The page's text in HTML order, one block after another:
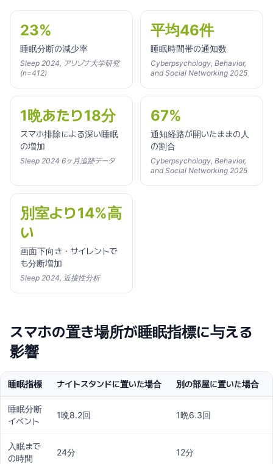
23%
睡眠分断の減少率
Sleep 2024, アリゾナ大学研究
(n=412)
平均46件
睡眠時間帯の通知数
Cyberpsychology, Behavior,
and Social Networking 2025
1晩あたり18分
スマホ排除による深い睡眠
の増加
Sleep 2024 6ヶ月追跡データ
67%
通知経路が開いたままの人
の割合
Cyberpsychology, Behavior,
and Social Networking 2025
別室より14%高
い
画面下向き・サイレントで
も分断増加
Sleep 2024, 近接性分析
スマホの置き場所が睡眠指標に与える
影響
睡眠指標 ナイトスタンドに置いた場合 別の部屋に置いた場合
睡眠分断
イベント
1晩8.2回 1晩6.3回
入眠まで
の時間
24分 12分